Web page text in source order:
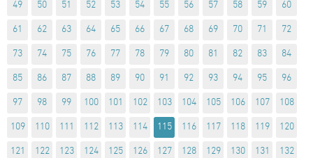
49 50 51 52 53 54 55 56 57 58 59 60
61 62 63 64 65 66 67 68 69 70 71 72
73 74 75 76 77 78 79 80 81 82 83 84
85 86 87 88 89 90 91 92 93 94 95 96
97 98 99 100 101 102 103 104 105 106 107 108
109 110 111 112 113 114 115 116 117 118 119 120
121 122 123 124 125 126 127 128 129 130 131 132